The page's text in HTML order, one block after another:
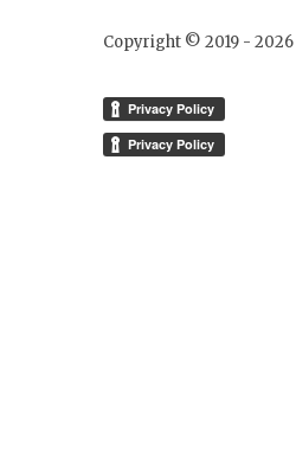
Copyright © 2019 - 2026